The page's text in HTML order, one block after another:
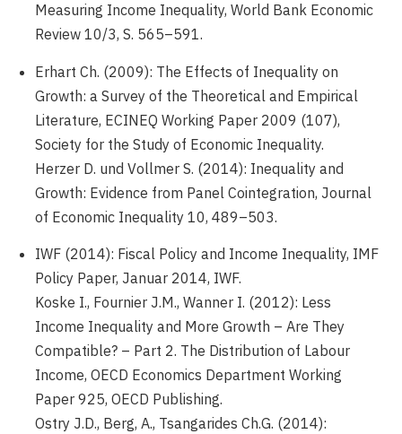
Measuring Income Inequality, World Bank Economic
Review 10/3, S. 565–591.
Erhart Ch. (2009): The Effects of Inequality on
Growth: a Survey of the Theoretical and Empirical
Literature, ECINEQ Working Paper 2009 (107),
Society for the Study of Economic Inequality.
Herzer D. und Vollmer S. (2014): Inequality and
Growth: Evidence from Panel Cointegration, Journal
of Economic Inequality 10, 489–503.
IWF (2014): Fiscal Policy and Income Inequality, IMF
Policy Paper, Januar 2014, IWF.
Koske I., Fournier J.M., Wanner I. (2012): Less
Income Inequality and More Growth – Are They
Compatible? – Part 2. The Distribution of Labour
Income, OECD Economics Department Working
Paper 925, OECD Publishing.
Ostry J.D., Berg, A., Tsangarides Ch.G. (2014):